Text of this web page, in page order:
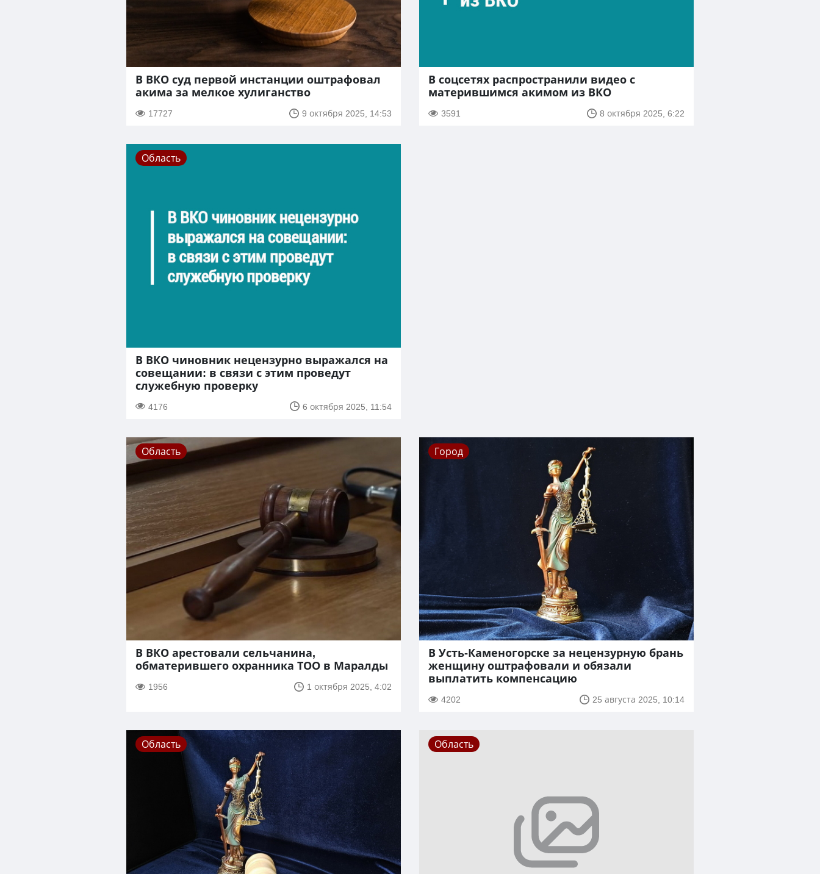
В ВКО суд первой инстанции оштрафовал
акима за мелкое хулиганство
17727 9 октября 2025, 14:53
В соцсетях распространили видео с
матерившимся акимом из ВКО
3591 8 октября 2025, 6:22
Область
В ВКО чиновник нецензурно выражался на
совещании: в связи с этим проведут
служебную проверку
4176 6 октября 2025, 11:54
Область
В ВКО арестовали сельчанина,
обматерившего охранника ТОО в Маралды
1956 1 октября 2025, 4:02
Город
В Усть-Каменогорске за нецензурную брань
женщину оштрафовали и обязали
выплатить компенсацию
4202 25 августа 2025, 10:14
Область Область